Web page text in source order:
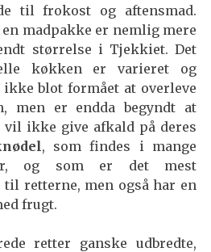
til frokost og aftensmad.
madpakke er nemlig mere
størrelse i Tjekkiet. Det
køkken er varieret og
ikke blot formået at overleve
men er endda begyndt at
ikke give afkald på deres
, som findes i mange
og som er det mest
retterne, men også har en
frugt.
retter ganske udbredte,